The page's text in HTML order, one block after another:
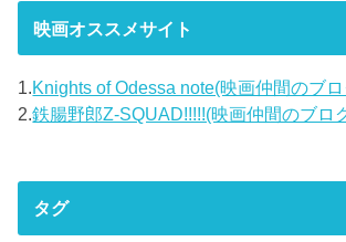
映画オススメサイト
1. Knights of Odessa note(映画仲間のブ
2.鉄腸野郎Z-SQUAD!!!!!(映画仲間のブロ
タグ